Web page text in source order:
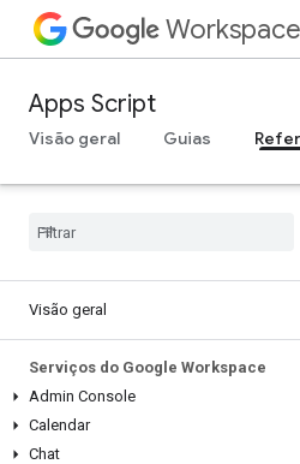
Workspace
Apps Script
Visão geral Guias
Visão geral
Serviços do Google Workspace
Admin Console
Calendar
Chat